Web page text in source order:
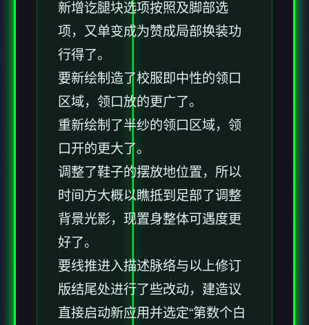
新增讫腿块选项按照及脚部选
项，又单变成为赞成局部换装功
行得了。
要新绘制造了校服即中性的领口
区域，领口放的更广了。
重新绘制了半纱的领口区域，领
口开的更大了。
调整了鞋子的摆放地位置，所以
时间方大概以瞧抵到足部了调整
背景光影，现置身整体可遇度更
好了。
要线推进入描述脉络与以上修订
版结尾处进行了些改动，建造议
直接启动新应用并选定“第数个白